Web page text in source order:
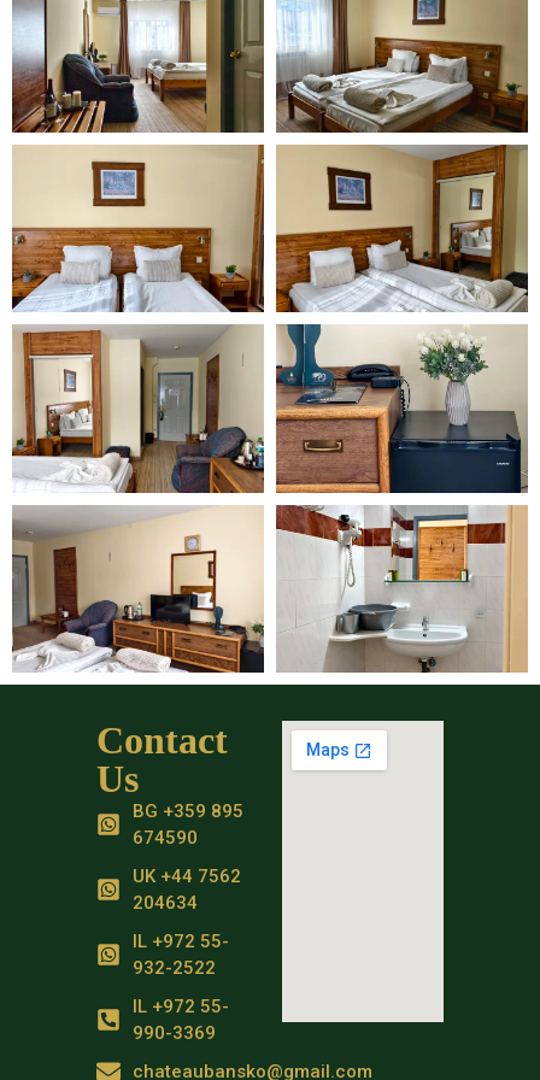
Contact
Us
BG +359 895
674590
UK +44 7562
204634
IL +972 55-
932-2522
IL +972 55-
990-3369
chateaubansko@gmail.com